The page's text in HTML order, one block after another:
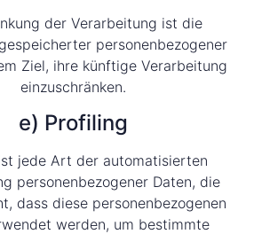
der Verarbeitung ist die
personenbezogener
Ziel, ihre künftige Verarbeitung
einzuschränken.
e) Profiling
jede Art der automatisierten
personenbezogener Daten, die
dass diese personenbezogenen
werden, um bestimmte